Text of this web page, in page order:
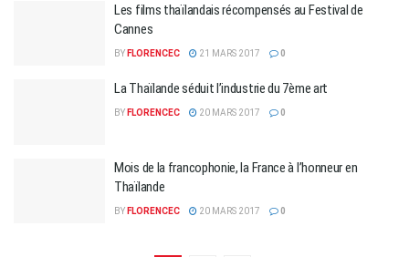
Les films thaïlandais récompensés au Festival de
Cannes
BY FLORENCEC 21 MARS 2017 0
La Thaïlande séduit l’industrie du 7ème art
BY FLORENCEC 20 MARS 2017 0
Mois de la francophonie, la France à l’honneur en
Thaïlande
BY FLORENCEC 20 MARS 2017 0